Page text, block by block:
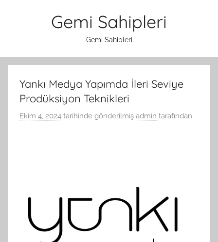
Gemi Sahipleri
Gemi Sahipleri
Yankı Medya Yapımda İleri Seviye
Prodüksiyon Teknikleri
Ekim 4, 2024 tarihinde gönderilmiş admin tarafından